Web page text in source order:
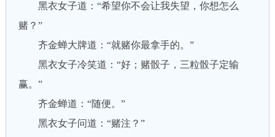
黑衣女子道：“希望你不会让我失望，你想怎么
赌？”
齐金蝉大牌道：“就赌你最拿手的。”
黑衣女子冷笑道：“好；赌骰子，三粒骰子定输
赢。”
齐金蝉道：“随便。”
黑衣女子问道：“赌注？”